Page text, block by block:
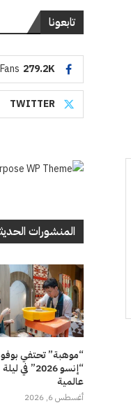
تابعونا
279.2K
Fans
TWITTER
المنشورات
“موهبة” تحتفي
“إنسو 2026” في ليلة
عالمية
أغسطس 6, 2026